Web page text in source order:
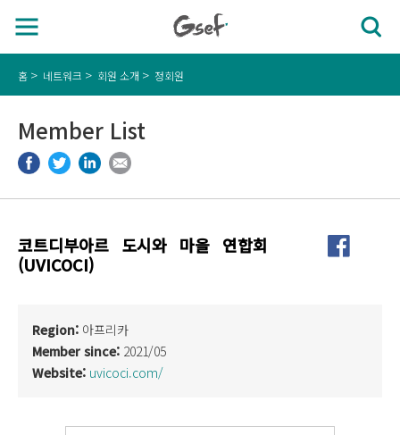
홈 네트워크 회원 소개 정회원
Member List
코트디부아르 도시와 마을 연합회
(UVICOCI)
Region: 아프리카
Member since: 2021/05
Website: uvicoci.com/